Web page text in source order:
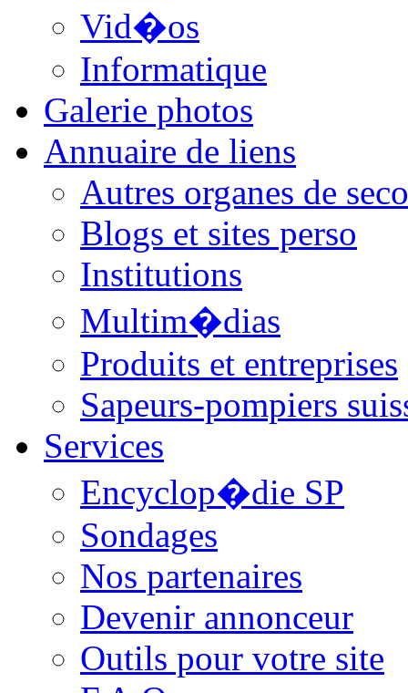
Vid�os
Informatique
Galerie photos
Annuaire de liens
Autres organes de
Blogs et sites perso
Institutions
Multim�dias
Produits et entreprises
Sapeurs-pompiers
Services
Encyclop�die SP
Sondages
Nos partenaires
Devenir annonceur
Outils pour votre site